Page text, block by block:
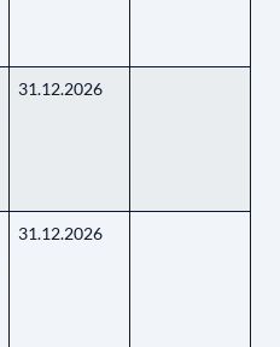
31.12.2026
31.12.2026